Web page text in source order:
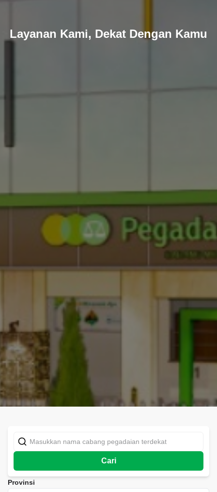
Layanan Kami, Dekat Dengan Kamu
Cari
Provinsi